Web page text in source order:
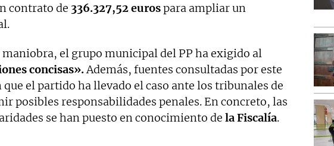
contrato de 336.327,52 eurospara ampliar un
maniobra, el grupo municipal del PP ha exigido al
concisas». Además, fuentes consultadas por este
el partido ha llevado el caso ante los tribunales de
posibles responsabilidades penales. En concreto, las
se han puesto en conocimiento de la Fiscalía.